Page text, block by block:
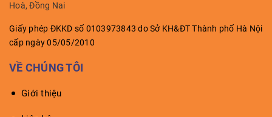
Hoà, Đồng Nai
Giấy phép ĐKKD số 0103973843 do Sở KH&ĐT Thành phố Hà Nội
cấp ngày 05/05/2010
VỀ CHÚNG TÔI
Giới thiệu